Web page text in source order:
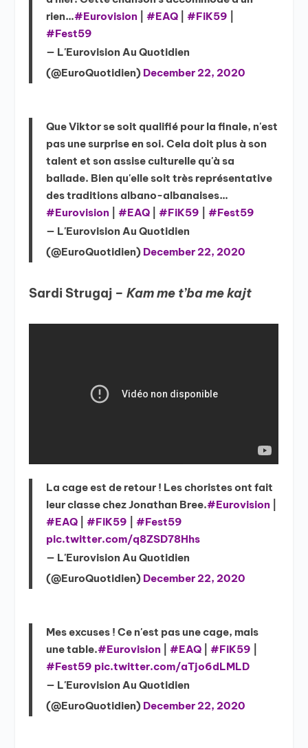
rien…#Eurovision |#EAQ |#FiK59
#Fest59
— L'Eurovision Au Quotidien
(@EuroQuotidien) December 22, 2020
Que Viktor se soit qualifié pour la finale, n'est
pas une surprise en soi. Cela doit plus à son
talent et son assise culturelle qu'à sa
ballade. Bien qu'elle soit très représentative
des traditions albano-albanaises…
#Eurovision |#EAQ |#FiK59 |#Fest59
— L'Eurovision Au Quotidien
(@EuroQuotidien) December 22, 2020
Sardi Strugaj –Kam me t’ba me kajt
La cage est de retour ! Les choristes ont fait
leur classe chez Jonathan Bree.#Eurovision
#EAQ |#FiK59 |#Fest59
pic.twitter.com/q8ZSD78Hhs
— L'Eurovision Au Quotidien
(@EuroQuotidien) December 22, 2020
Mes excuses ! Ce n'est pas une cage, mais
une table.#Eurovision |#EAQ |#FiK59
#Fest59 pic.twitter.com/aTjo6dLMLD
— L'Eurovision Au Quotidien
(@EuroQuotidien) December 22, 2020